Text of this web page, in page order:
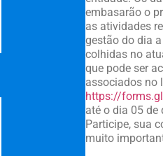
embasarão o
as atividades
gestão do dia
colhidas no
que pode ser
associados no
https://
até o dia 05 de
Participe, sua
muito